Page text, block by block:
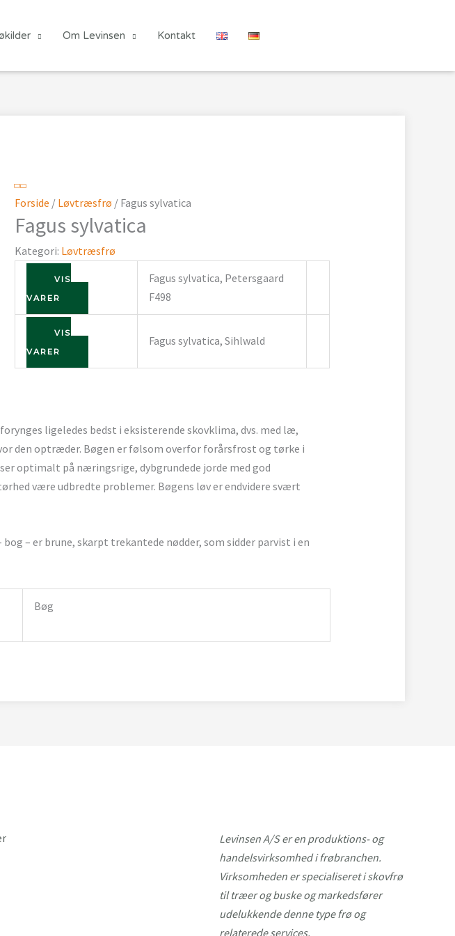
Om Levinsen Kontakt
Forside / Løvtræsfrø / Fagus sylvatica
Fagus sylvatica
Kategori: Løvtræsfrø
VIS
VARER
Fagus sylvatica, Petersgaard
F498
VIS
VARER
Fagus sylvatica, Sihlwald
ligeledes bedst i eksisterende skovklima, dvs. med læ,
den optræder. Bøgen er følsom overfor forårsfrost og tørke i
optimalt på næringsrige, dybgrundede jorde med god
være udbredte problemer. Bøgens løv er endvidere svært
– er brune, skarpt trekantede nødder, som sidder parvist i en
Bøg
Levinsen A/S er en produktions- og
handelsvirksomhed i frøbranchen.
Virksomheden er specialiseret i skovfrø
til træer og buske og markedsfører
udelukkende denne type frø og
relaterede services.